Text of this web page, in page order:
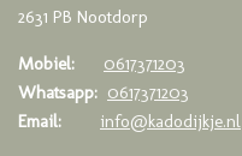
2631 PB Nootdorp
Mobiel:
0617371203
Whatsapp: 0617371203
Email:
info@kadodijkje.nl